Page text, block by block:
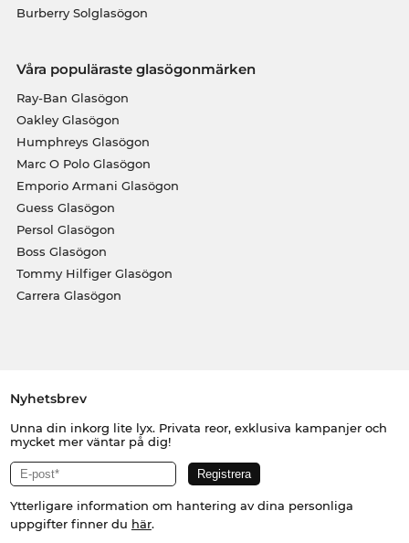
Burberry Solglasögon
Våra populäraste glasögonmärken
Ray-Ban Glasögon
Oakley Glasögon
Humphreys Glasögon
Marc O Polo Glasögon
Emporio Armani Glasögon
Guess Glasögon
Persol Glasögon
Boss Glasögon
Tommy Hilfiger Glasögon
Carrera Glasögon
Nyhetsbrev
Unna din inkorg lite lyx. Privata reor, exklusiva kampanjer och
mycket mer väntar på dig!
Ytterligare information om hantering av dina personliga
uppgifter finner du här.